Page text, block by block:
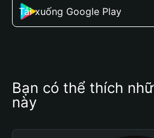
Tải xuống Google Play
Bạn có thể thích
này